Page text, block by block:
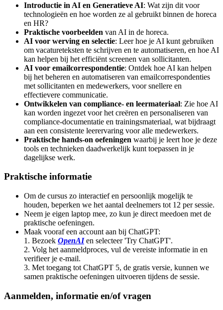
Introductie in AI en Generatieve AI: Wat zijn dit voor
technologieën en hoe worden ze al gebruikt binnen de horeca
en HR?
Praktische voorbeelden van AI in de horeca.
AI voor werving en selectie: Leer hoe je AI kunt gebruiken
om vacatureteksten te schrijven en te automatiseren, en hoe AI
kan helpen bij het efficiënt screenen van sollicitanten.
AI voor emailcorrespondentie: Ontdek hoe AI kan helpen
bij het beheren en automatiseren van emailcorrespondenties
met sollicitanten en medewerkers, voor snellere en
effectievere communicatie.
Ontwikkelen van compliance- en leermateriaal: Zie hoe AI
kan worden ingezet voor het creëren en personaliseren van
compliance-documentatie en trainingsmateriaal, wat bijdraagt
aan een consistente leerervaring voor alle medewerkers.
Praktische hands-on oefeningen waarbij je leert hoe je deze
tools en technieken daadwerkelijk kunt toepassen in je
dagelijkse werk.
Praktische informatie
Om de cursus zo interactief en persoonlijk mogelijk te
houden, beperken we het aantal deelnemers tot 12 per sessie.
Neem je eigen laptop mee, zo kun je direct meedoen met de
praktische oefeningen.
Maak vooraf een account aan bij ChatGPT:
1. Bezoek OpenAIen selecteer 'Try ChatGPT'.
2. Volg het aanmeldproces, vul de vereiste informatie in en
verifieer je e-mail.
3. Met toegang tot ChatGPT 5, de gratis versie, kunnen we
samen praktische oefeningen uitvoeren tijdens de sessie.
Aanmelden, informatie en/of vragen